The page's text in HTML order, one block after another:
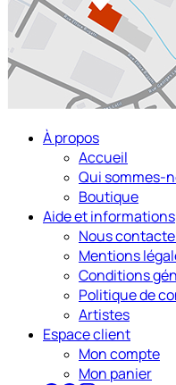
À propos
Accueil
Qui sommes-
Boutique
Aide et informations
Nous
Mentions
Conditions
Politique de
Artistes
Espace client
Mon compte
Mon panier